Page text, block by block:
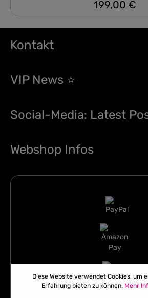
Regulärer Preis:
199,00 €
Kontakt
VIP News ⭐
Social-Media: Latest
Webshop Infos
Diese Website verwendet Cookies, um
Erfahrung bieten zu können. Mehr